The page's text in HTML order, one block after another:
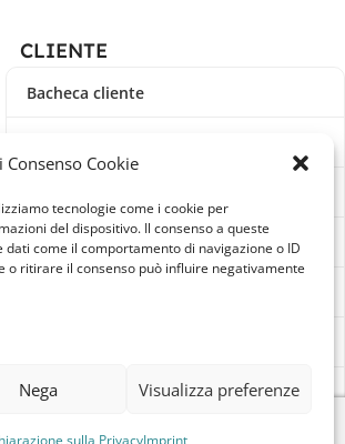
Consenso Cookie
tecnologie come i cookie per
del dispositivo. Il consenso a queste
come il comportamento di navigazione o ID
o ritirare il consenso può influire negativamente
Nega Visualizza preferenze
sulla PrivacyImprint
CLIENTE
Bacheca cliente
Indirizzi
Lista dei desideri